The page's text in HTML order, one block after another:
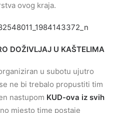
ovog kraja.
DOŽIVLJAJ U KAŠTELIMA
u subotu ujutro
ne bi trebalo propustiti tim
nastupom KUD-ova iz svih
mjesto time postaje